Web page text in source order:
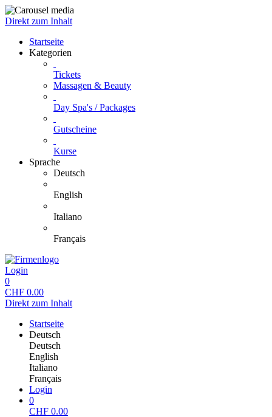
Direkt zum Inhalt
Startseite
Kategorien
Tickets
Massagen & Beauty
Day Spa's / Packages
Gutscheine
Kurse
Sprache
Deutsch
English
Italiano
Français
Login
0
CHF 0.00
Direkt zum Inhalt
Startseite
Deutsch
Deutsch
English
Italiano
Français
Login
0
CHF 0.00